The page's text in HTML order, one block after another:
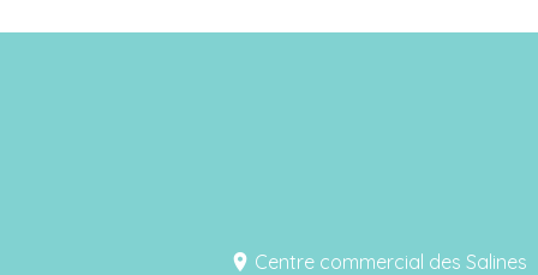
Centre commercial des Salines